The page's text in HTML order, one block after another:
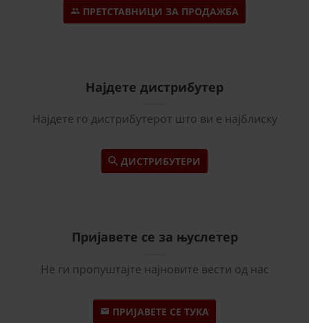
ПРЕТСТАВНИЦИ ЗА ПРОДАЖБА
Најдете дистрибутер
Најдете го дистрибутерот што ви е најблиску
ДИСТРИБУТЕРИ
Пријавете се за њуслетер
Не ги пропуштајте најновите вести од нас
ПРИЈАВЕТЕ СЕ ТУКА